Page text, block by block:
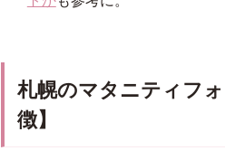
札幌のマタニティフ
徴】